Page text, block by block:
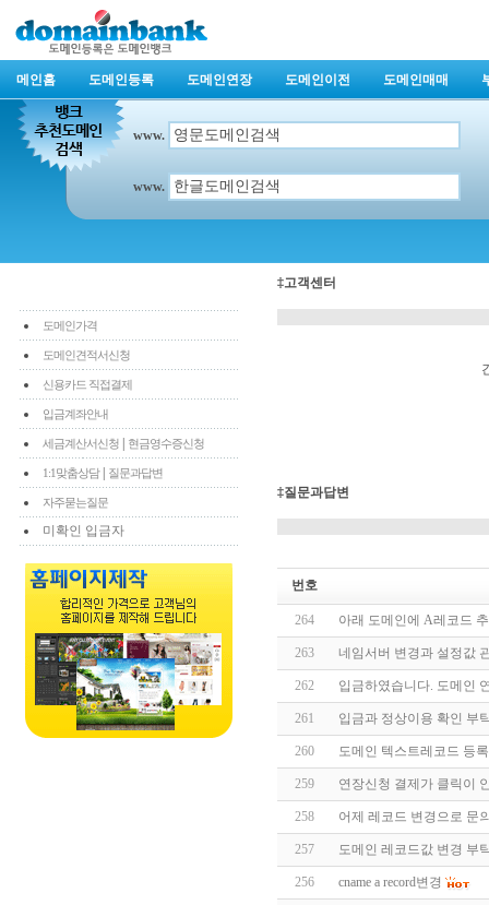
메인홈 도메인등록 도메인연장 도메인이전 도메인매매
www.
www.
도메인가격
도메인견적서신청
신용카드 직접결제
입금계좌안내
세금계산서신청 현금영수증신청
1:1맞춤상담| 질문과답변
자주묻는질문
미확인 입금자
‡고객센터
‡질문과답변
번호
264 아래 도메인에 A레코드
263 네임서버 변경과 설정값
262 입금하였습니다. 도메인
261 입금과 정상이용 확인 부
260 도메인 텍스트레코드 등록
259 연장신청 결제가 클릭이
258 어제 레코드 변경으로 문
257 도메인 레코드값 변경 부
256 cname a record변경